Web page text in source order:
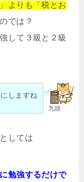
よりも「税とお
では？
して３級と２級
九頭
しますね
しては
勉強するだけで